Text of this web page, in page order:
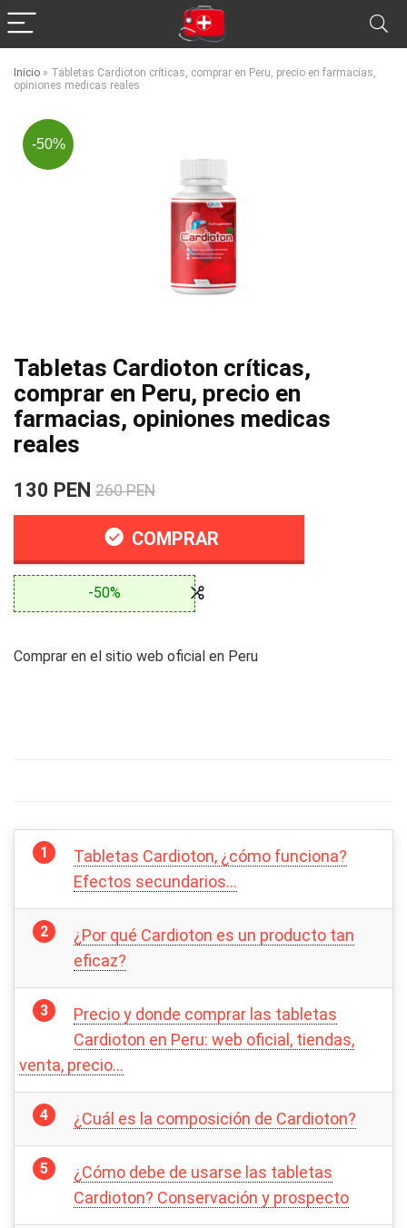
Inicio » Tabletas Cardioton críticas, comprar en Peru, precio en farmacias,
opiniones medicas reales
-50%
Tabletas Cardioton críticas,
comprar en Peru, precio en
farmacias, opiniones medicas
reales
130 PEN 260 PEN
COMPRAR
-50%
Comprar en el sitio web oficial en Peru
Tabletas Cardioton, ¿cómo funciona?
Efectos secundarios…
¿Por qué Cardioton es un producto tan
eficaz?
Precio y donde comprar las tabletas
Cardioton en Peru: web oficial, tiendas,
venta, precio…
¿Cuál es la composición de Cardioton?
¿Cómo debe de usarse las tabletas
Cardioton? Conservación y prospecto